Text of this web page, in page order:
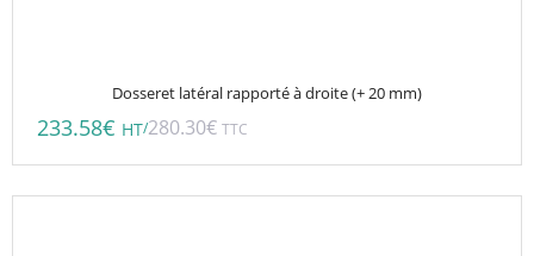
Dosseret latéral rapporté à droite (+ 20 mm)
233.58€ HT/280.30€ TTC